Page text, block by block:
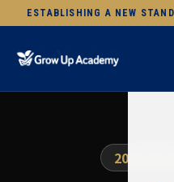
ESTABLISHING A NEW
2025.12.22